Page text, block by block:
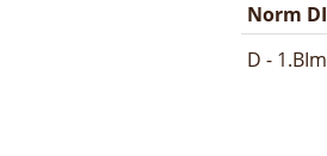
Norm
D -